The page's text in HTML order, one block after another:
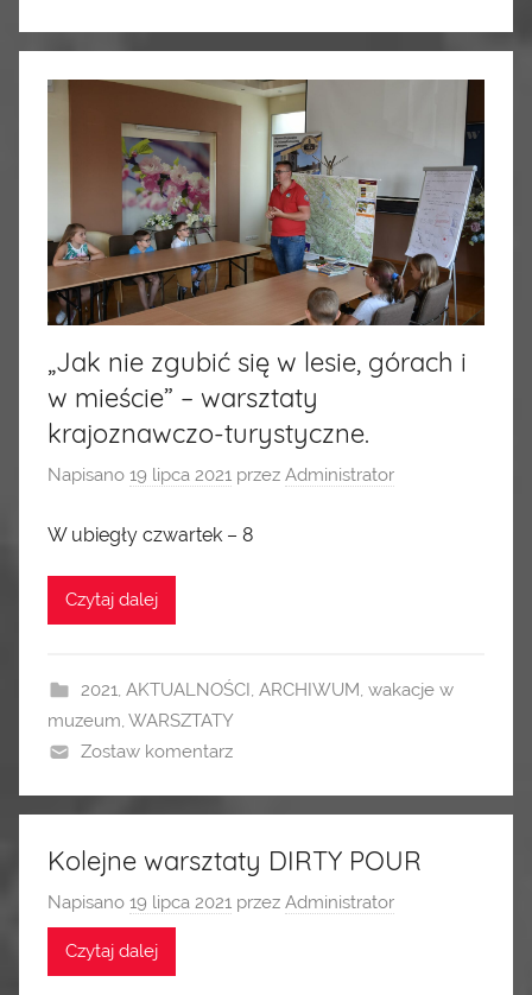
„Jak nie zgubić się w lesie, górach i
w mieście” – warsztaty
krajoznawczo-turystyczne.
Napisano 19 lipca 2021 przez Administrator
W ubiegły czwartek – 8
Czytaj dalej
2021, AKTUALNOŚCI, ARCHIWUM, wakacje w
muzeum, WARSZTATY
Zostaw komentarz
Kolejne warsztaty DIRTY POUR
Napisano 19 lipca 2021 przez Administrator
Czytaj dalej